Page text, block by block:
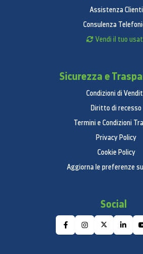
Assistenza Clienti
Consulenza
Vendi il tuo
Sicurezza e
Condizioni di
Diritto di recesso
Termini e Condizioni
Privacy Policy
Cookie Policy
Aggiorna le preferenze
Social